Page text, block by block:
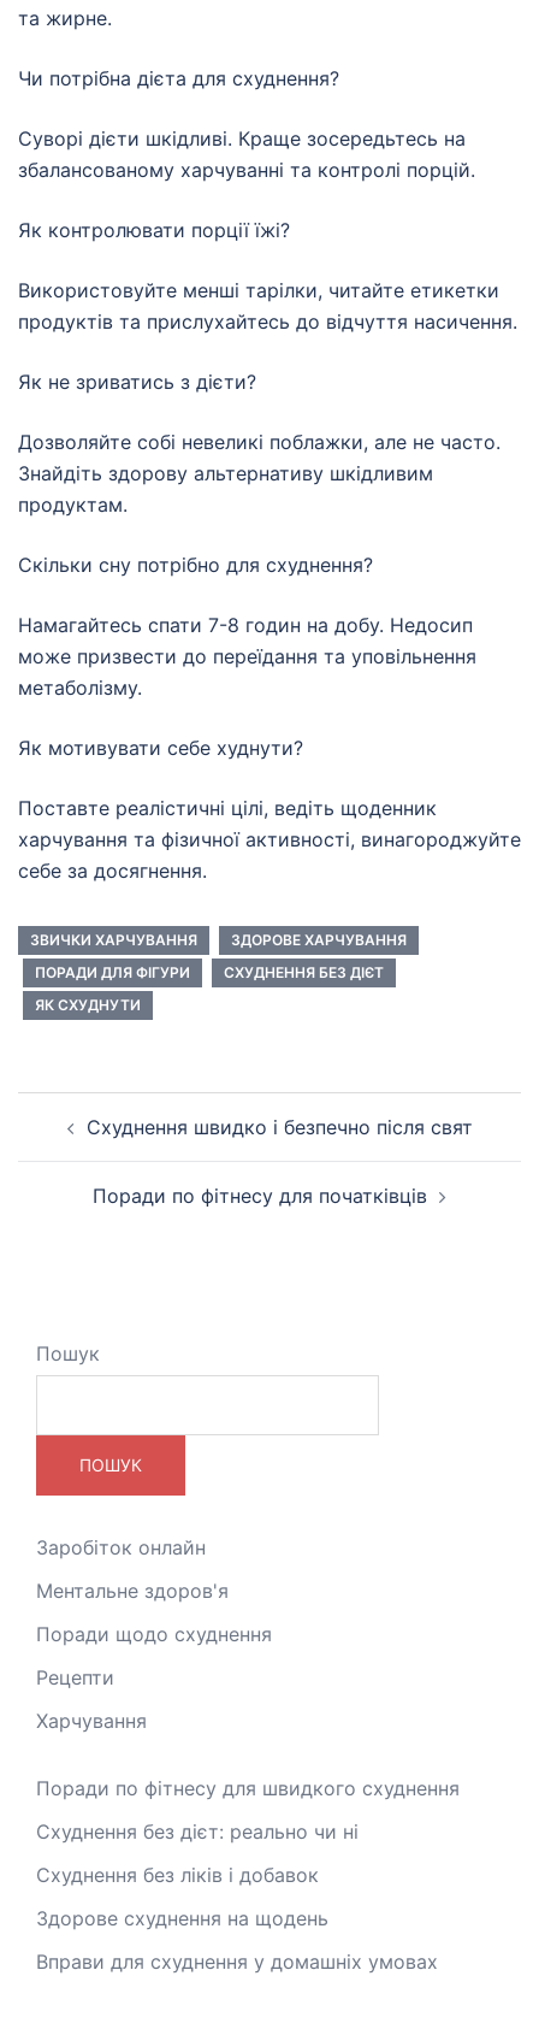
та жирне.
Чи потрібна дієта для схуднення?
Суворі дієти шкідливі. Краще зосередьтесь на
збалансованому харчуванні та контролі порцій.
Як контролювати порції їжі?
Використовуйте менші тарілки, читайте етикетки
продуктів та прислухайтесь до відчуття насичення.
Як не зриватись з дієти?
Дозволяйте собі невеликі поблажки, але не часто.
Знайдіть здорову альтернативу шкідливим
продуктам.
Скільки сну потрібно для схуднення?
Намагайтесь спати 7-8 годин на добу. Недосип
може призвести до переїдання та уповільнення
метаболізму.
Як мотивувати себе худнути?
Поставте реалістичні цілі, ведіть щоденник
харчування та фізичної активності, винагороджуйте
себе за досягнення.
ЗВИЧКИ ХАРЧУВАННЯ
ЗДОРОВЕ ХАРЧУВАННЯ
ПОРАДИ ДЛЯ ФІГУРИ
СХУДНЕННЯ БЕЗ ДІЄТ
ЯК СХУДНУТИ
Навігація
по
запису
Схуднення швидко і безпечно після свят
Поради по фітнесу для початківців
Пошук
ПОШУК
Заробіток онлайн
Ментальне здоров'я
Поради щодо схуднення
Рецепти
Харчування
Поради по фітнесу для швидкого схуднення
Схуднення без дієт: реально чи ні
Схуднення без ліків і добавок
Здорове схуднення на щодень
Вправи для схуднення у домашніх умовах